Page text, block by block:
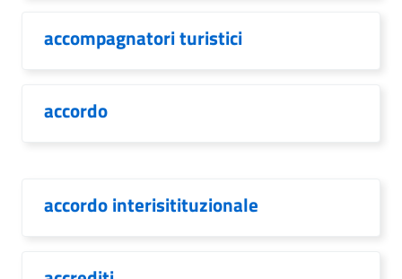
accompagnatori turistici
accordo
accordo interisitituzionale